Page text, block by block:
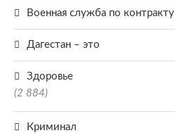
Военная служба по контракту
Дагестан – это
Здоровье
(2 884)
Криминал